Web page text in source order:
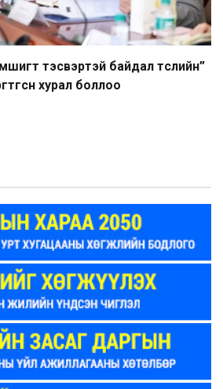
тэсвэртэй байдал төслийн”
хурал боллоо